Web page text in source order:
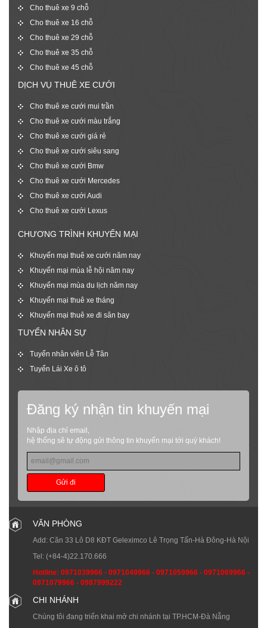
Cho thuê xe 9 chỗ
Cho thuê xe 16 chỗ
Cho thuê xe 29 chỗ
Cho thuê xe 35 chỗ
Cho thuê xe 45 chỗ
DỊCH VỤ THUÊ XE CƯỚI
Cho thuê xe cưới mui trần
Cho thuê xe cưới màu trắng
Cho thuê xe cưới giá rẻ
Cho thuê xe cưới siêu sang
Cho thuê xe cưới Bmw
Cho thuê xe cưới Mercedes
Cho thuê xe cưới Audi
Cho thuê xe cưới Lexus
CHƯƠNG TRÌNH KHUYẾN MẠI
Khuyến mại thuê xe cưới năm nay
Khuyến mại mùa lễ hội năm nay
Khuyến mại mùa du lịch năm nay
Khuyến mại thuê xe tháng
Khuyến mại thuê xe đi sân bay
TUYỂN NHÂN SỰ
Tuyển nhân viên Lễ Tân
Tuyển Lái Xe ô tô
Đăng ký nhận tin khuyến mại
Nhập địa chỉ email,
hệ thống sẽ tự động gửi thông tin khuyến mại tới quý khách!
Gửi đi
VĂN PHÒNG
Add: Căn 33 Lô D8 KĐT Geleximco Lê Trọng Tấn-Hà Đông-Hà Nội
Tel: (+84-4)22.170.666
Hotline: 0971039966 - 0971049966 - 0971059966 - 0971069966 -
0971079966 - 0987999222
CHI NHÁNH
Chúng tôi đang triển khai mở chi nhánh tại TP.HCM-Đà Nẵng